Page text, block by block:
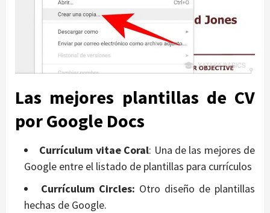
Las mejores plantillas de CV
por Google Docs
Currículum vitae Coral: Una de las mejores de
Google entre el listado de plantillas para currículos
Currículum Circles: Otro diseño de plantillas
hechas de Google.